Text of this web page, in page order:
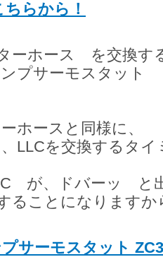
らから！
ホース を交換す
プサーモスタット
ホースと同様に、
LLCを交換するタイ
が、ドバーッ と
ることになりますか
サーモスタット